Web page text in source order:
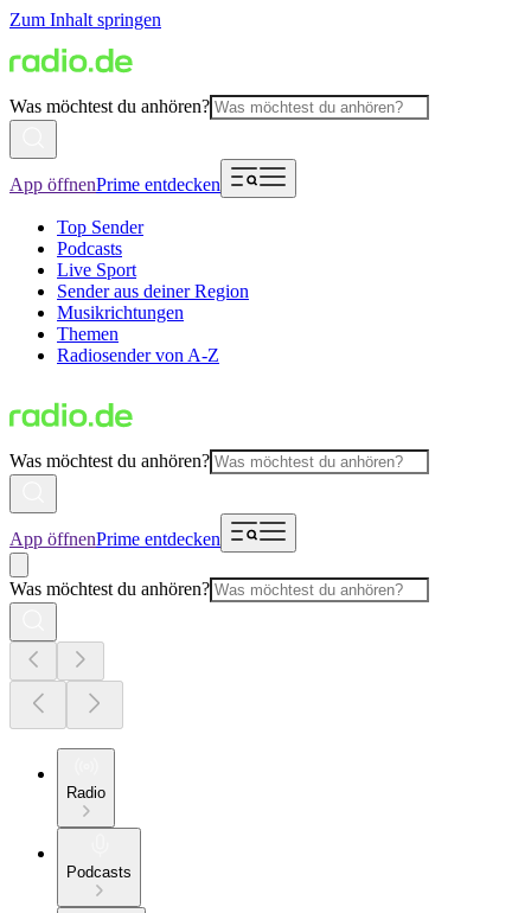
Zum Inhalt springen
Was möchtest du anhören?
App öffnenPrime entdecken
Top Sender
Podcasts
Live Sport
Sender aus deiner Region
Musikrichtungen
Themen
Radiosender von A-Z
Was möchtest du anhören?
App öffnenPrime entdecken
Was möchtest du anhören?
Radio
Podcasts